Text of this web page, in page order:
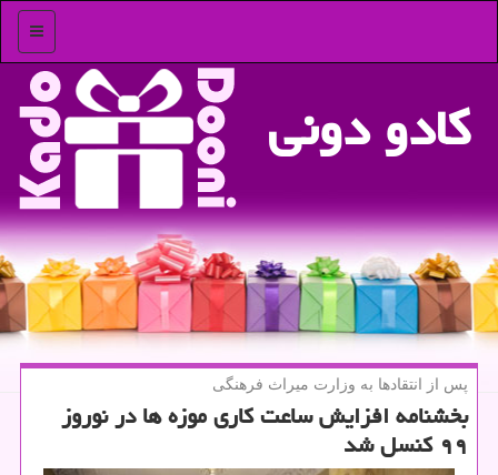
منو
كادو دونی
پس از انتقادها به وزارت میراث فرهنگی
بخشنامه افزایش ساعت كاری موزه ها در نوروز
۹۹ كنسل شد